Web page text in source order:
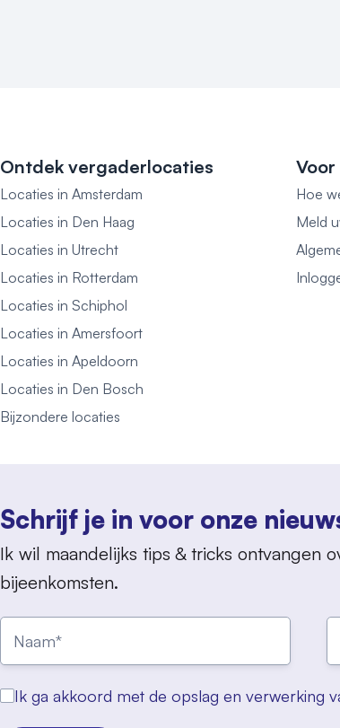
Ontdek vergaderlocaties
Locaties in Amsterdam
Locaties in Den Haag
Locaties in Utrecht
Locaties in Rotterdam
Locaties in Schiphol
Locaties in Amersfoort
Locaties in Apeldoorn
Locaties in Den Bosch
Bijzondere locaties
Hoe
Meld
Schrijf je in voor onze
Ik wil maandelijks tips & tricks ontvangen
bijeenkomsten.
Ik ga akkoord met de opslag en verwerking